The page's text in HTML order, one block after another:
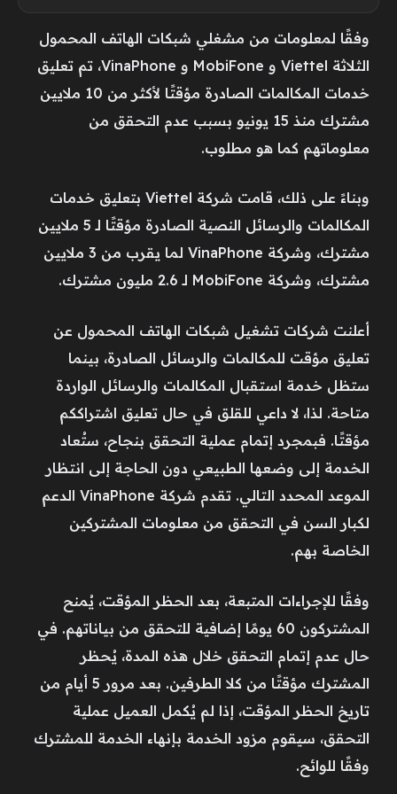
وفقًا لمعلومات من مشغلي شبكات الهاتف المحمول
الثلاثة Viettel و MobiFone و VinaPhone، تم تعليق
خدمات المكالمات الصادرة مؤقتًا لأكثر من 10 ملايين
مشترك منذ 15 يونيو بسبب عدم التحقق من
معلوماتهم كما هو مطلوب.
وبناءً على ذلك، قامت شركة Viettel بتعليق خدمات
المكالمات والرسائل النصية الصادرة مؤقتًا لـ 5 ملايين
مشترك، وشركة VinaPhone لما يقرب من 3 ملايين
مشترك، وشركة MobiFone لـ 2.6 مليون مشترك.
أعلنت شركات تشغيل شبكات الهاتف المحمول عن
تعليق مؤقت للمكالمات والرسائل الصادرة، بينما
ستظل خدمة استقبال المكالمات والرسائل الواردة
متاحة. لذا، لا داعي للقلق في حال تعليق اشتراككم
مؤقتًا. فبمجرد إتمام عملية التحقق بنجاح، ستُعاد
الخدمة إلى وضعها الطبيعي دون الحاجة إلى انتظار
الموعد المحدد التالي. تقدم شركة VinaPhone الدعم
لكبار السن في التحقق من معلومات المشتركين
الخاصة بهم.
وفقًا للإجراءات المتبعة، بعد الحظر المؤقت، يُمنح
المشتركون 60 يومًا إضافية للتحقق من بياناتهم. في
حال عدم إتمام التحقق خلال هذه المدة، يُحظر
المشترك مؤقتًا من كلا الطرفين. بعد مرور 5 أيام من
تاريخ الحظر المؤقت، إذا لم يُكمل العميل عملية
التحقق، سيقوم مزود الخدمة بإنهاء الخدمة للمشترك
وفقًا للوائح.